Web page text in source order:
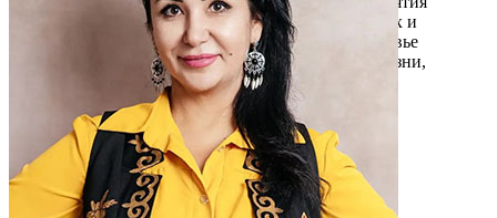
проходят в клинике, образовательных учреждениях и
общественных пространствах Нефтекамска. Здоровье
рассматривается как ресурс энергии и качества жизни,
доступный каждому жителю города.
Читать описание
Перейти на сайт